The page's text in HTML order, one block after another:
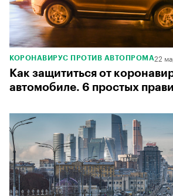
КОРОНАВИРУС ПРОТИВ АВТОПРОМА22
Как защититься от
автомобиле. 6 простых